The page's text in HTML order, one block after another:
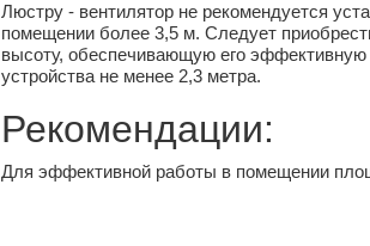
Люстру - вентилятор не рекомендуется
помещении более 3,5 м. Следует
высоту, обеспечивающую его эффективную
устройства не менее 2,3 метра.
Рекомендации:
Для эффективной работы в помещении